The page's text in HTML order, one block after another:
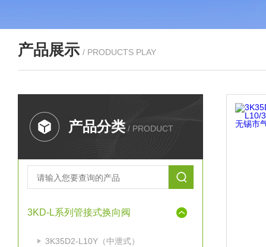
产品展示 / PRODUCTS PLAY
产品分类 / PRODUCT
3KD-L系列管接式换向阀
3K35D2-L10Y（中泄式）